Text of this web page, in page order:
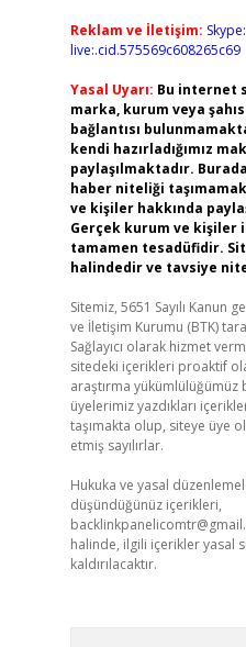
Reklam ve İletişim: Skype:
live:.cid.575569c608265c69
Yasal Uyarı: Bu internet
marka, kurum veya
bağlantısı
kendi hazırladığımız
paylaşılmaktadır.
haber niteliği
ve kişiler hakkında
Gerçek kurum ve
tamamen tesadüfidir.
halindedir ve tavsiye
Sitemiz, 5651 Sayılı Kanun
ve İletişim Kurumu (BTK)
Sağlayıcı olarak hizmet
sitedeki içerikleri proaktif
araştırma yükümlülüğümüz
üyelerimiz yazdıkları
taşımakta olup, siteye üye
etmiş sayılırlar.
Hukuka ve yasal
düşündüğünüz içerikleri,
halinde, ilgili içerikler yasal
kaldırılacaktır.